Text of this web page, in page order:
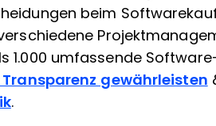
beim
1.000 umfassende
Transparenz gewährleisten
.